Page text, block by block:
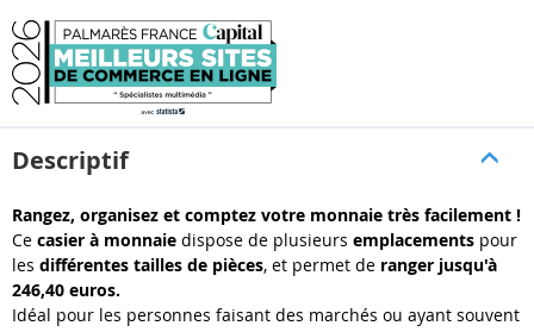
Descriptif
Rangez, organisez et comptez votre monnaie très facilement !
Ce casier à monnaie dispose de plusieurs emplacements pour
les différentes tailles de pièces, et permet de ranger jusqu'à
246,40 euros.
Idéal pour les personnes faisant des marchés ou ayant souvent